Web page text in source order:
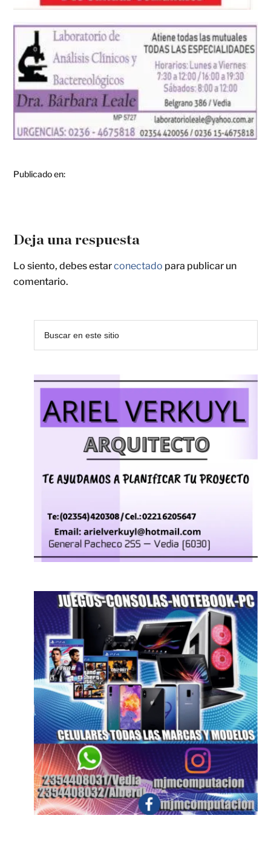
Publicado en:
Deja una respuesta
Lo siento, debes estarconectado para publicar un
comentario.